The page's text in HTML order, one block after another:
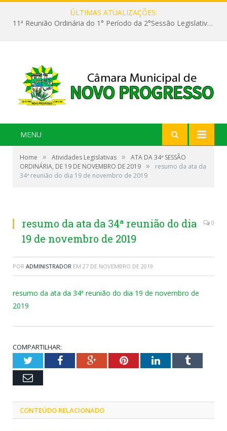
ÚLTIMAS ATUALIZAÇÕES:
11ª Reunião Ordinária do 1° Período da 2°Sessão Legislativa da 9ª Legislatura do Poder Legislativo
MENU
Home » Atividades Legislativas »
ATA DA 34ª SESSÃO
ORDINÁRIA, DE 19 DE NOVEMBRO DE 2019 »
resumo da ata da
34ª reunião do dia 19 de novembro de 2019
resumo da ata da 34ª reunião do dia
19 de novembro de 2019
0
POR ADMINISTRADOR EM 27 DE NOVEMBRO DE 2019
resumo da ata da 34ª reunião do dia 19 de novembro de
2019
COMPARTILHAR:
TwitterFacebookGoogle+PinterestLinkedInTumblr
Email
CONTEÚDO RELACIONADO